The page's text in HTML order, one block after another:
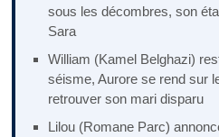
sous les décombres, son
Sara
William (Kamel Belghazi)
séisme, Aurore se rend sur
retrouver son mari disparu
Lilou (Romane Parc)